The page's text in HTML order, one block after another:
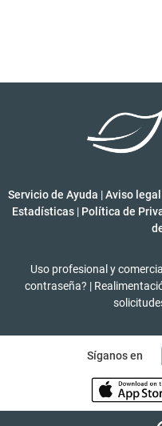
Servicio de Ayuda |Aviso legal
Estadísticas | Política de
Uso profesional y comercial
contraseña? |
Síganos en